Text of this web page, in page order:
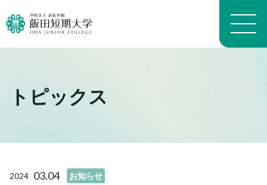
大学概要トップ
学科・専攻の教育目的
教員プロフィール（名前）
学科案内トップ
生活科学学科介護福祉専攻
施設トップ
トピックス
2024 03.04 お知らせ